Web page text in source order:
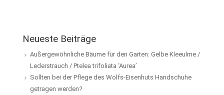
Neueste Beiträge
Außergewöhnliche Bäume für den Garten: Gelbe Kleeulme /
Lederstrauch / Ptelea trifoliata ‘Aurea’
Sollten bei der Pflege des Wolfs-Eisenhuts Handschuhe
getragen werden?